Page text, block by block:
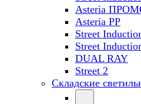
Asteria
Asteria PP
Street
Street
DUAL RAY
Street 2
Складские